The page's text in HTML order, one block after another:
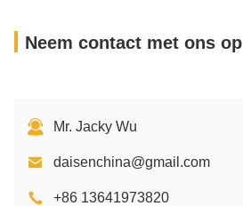
Neem contact met ons op
Mr. Jacky Wu
daisenchina@gmail.com
+86 13641973820